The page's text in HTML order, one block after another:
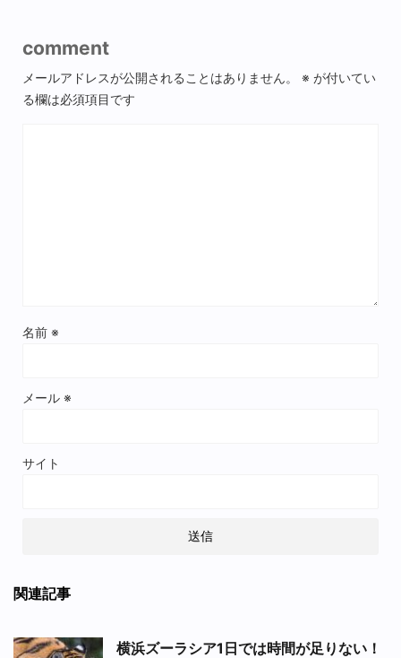
comment
メールアドレスが公開されることはありません。 ※ が付いてい
る欄は必須項目です
名前 ※
メール ※
サイト
関連記事
横浜ズーラシア1日では時間が足りない！